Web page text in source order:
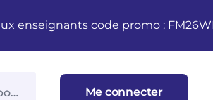
enseignants code promo :
Me connecter